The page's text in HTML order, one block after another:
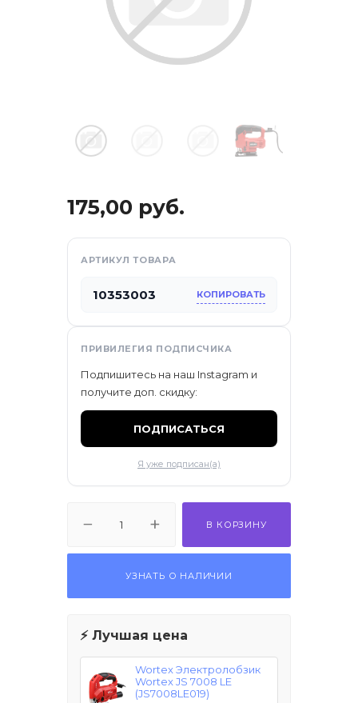
175,00 руб.
АРТИКУЛ ТОВАРА
10353003 КОПИРОВАТЬ
ПРИВИЛЕГИЯ ПОДПИСЧИКА
Подпишитесь на наш Instagram и
получите доп. скидку:
ПОДПИСАТЬСЯ
Я уже подписан(а)
В КОРЗИНУ
УЗНАТЬ О НАЛИЧИИ
⚡ Лучшая цена
Wortex Электролобзик
Wortex JS 7008 LE
(JS7008LE019)